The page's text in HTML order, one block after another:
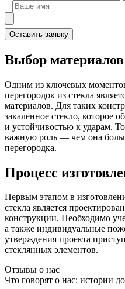
Оставить заявку
Выбор материалов
Одним из ключевых
перегородок из стекла
материалов. Для таких
закаленное стекло, которое
и устойчивостью к ударам.
важную роль — чем она
перегородка.
Процесс
Первым этапом в
стекла является
конструкции. Необходимо
а также индивидуальные
утверждения проекта
стеклянных элементов.
Отзывы о нас
Что говорят о нас: истории